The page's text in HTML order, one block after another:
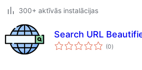
300+ aktīvās instalācijas
Search URL
(0vērtējumu
kopsumma
)